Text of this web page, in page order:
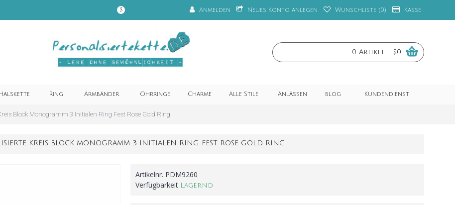
$ Anmelden Neues Konto anlegen Wunschliste (0) Kasse
0 Artikel - $0
Halskette Ring Armbänder Ohrringe Charme Alle Stile Anlässen blog Kundendienst
Block Monogramm 3 Initialen Ring Fest Rose Gold Ring
KREIS BLOCK MONOGRAMM 3 INITIALEN RING FEST ROSE GOLD RING
Artikelnr. PDM9260
Verfügbarkeit Lagernd